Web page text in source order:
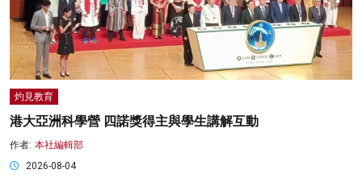
灼見教育
港大亞洲科學營 四諾獎得主與學生講解互動
作者: 本社編輯部
2026-08-04